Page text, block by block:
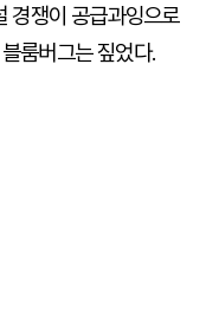
경쟁이 공급과잉으로
룸버그는 짚었다.